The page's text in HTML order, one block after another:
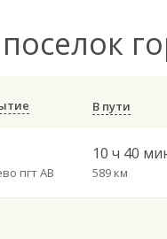
В пути
пгт АВ
10 ч 40
589 км